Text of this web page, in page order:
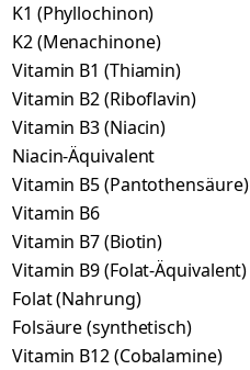
K1 (Phyllochinon)
K2 (Menachinone)
Vitamin B1 (Thiamin)
Vitamin B2 (Riboflavin)
Vitamin B3 (Niacin)
Niacin-Äquivalent
Vitamin B5 (Pantothensäure)
Vitamin B6
Vitamin B7 (Biotin)
Vitamin B9 (Folat-Äquivalent)
Folat (Nahrung)
Folsäure (synthetisch)
Vitamin B12 (Cobalamine)